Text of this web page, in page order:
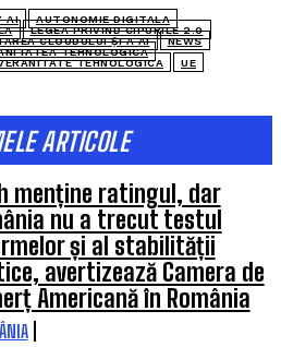
AI
AUTONOMIE DIGITALA
LEGEA PRIVIND CIPURILE 2.0
CLOUDULUI ȘI A AI
NEWS
TEHNOLOGICA
TEHNOLOGICA UE
ARTICOLE
menține ratingul, dar
nu a trecut testul
și al stabilității
avertizează Camera de
Americană în România